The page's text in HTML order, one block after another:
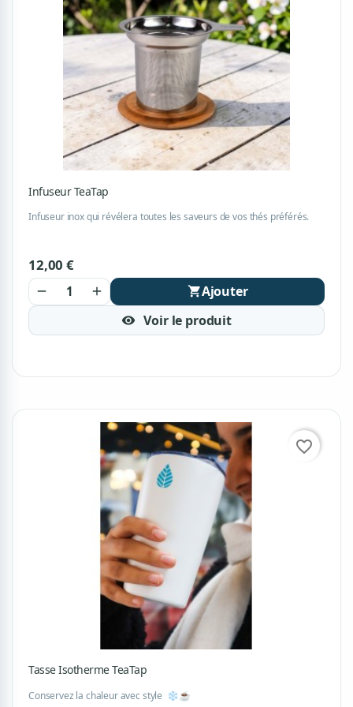
Infuseur TeaTap
Infuseur inox qui révélera toutes les saveurs de vos thés préférés.
12,00 €
remove add shopping_cartAjouter
visibility Voir le produit
Tasse Isotherme TeaTap
Conservez la chaleur avec style ❄️☕️
favorite_border